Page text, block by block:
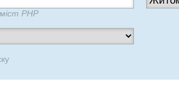
PHP